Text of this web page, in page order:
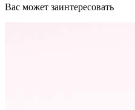
Вас может заинтересовать